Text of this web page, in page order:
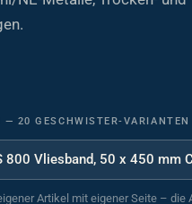
— 20 GESCHWISTER-VARIANTEN
Artikel mit eigener Seite – die